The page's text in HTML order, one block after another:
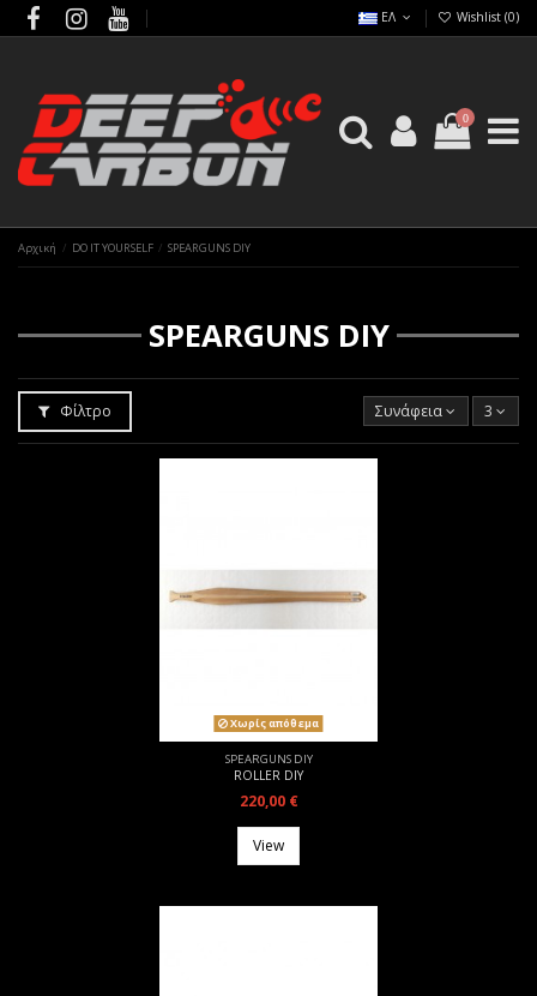
ΕΛ Wishlist (0)
0
Αρχική DO IT YOURSELF SPEARGUNS DIY
SPEARGUNS DIY
Φίλτρο Συνάφεια 3
Χωρίς απόθεμα
SPEARGUNS DIY
ROLLER DIY
220,00 €
View